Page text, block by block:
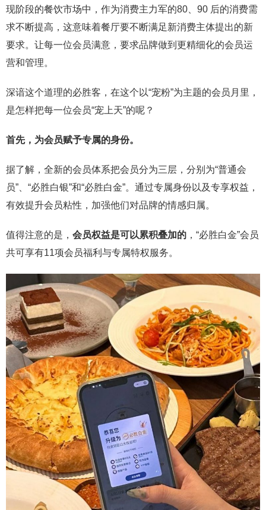
现阶段的餐饮市场中，作为消费主力军的80、90 后的消费需
求不断提高，这意味着餐厅要不断满足新消费主体提出的新
要求。让每一位会员满意，要求品牌做到更精细化的会员运
营和管理。
深谙这个道理的必胜客，在这个以“宠粉”为主题的会员月里，
是怎样把每一位会员“宠上天”的呢？
首先，为会员赋予专属的身份。
据了解，全新的会员体系把会员分为三层，分别为“普通会
员”、“必胜白银”和“必胜白金”。通过专属身份以及专享权益，
有效提升会员粘性，加强他们对品牌的情感归属。
值得注意的是， 会员权益是可以累积叠加的 ，“必胜白金”会员
共可享有11项会员福利与专属特权服务。